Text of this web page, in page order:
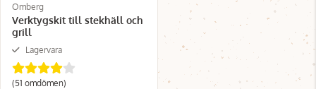
Omberg
Verktygskit till stekhäll och
grill
Lagervara
(51 omdömen)